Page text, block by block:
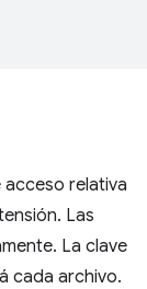
relativa
Las
La clave
cada archivo.